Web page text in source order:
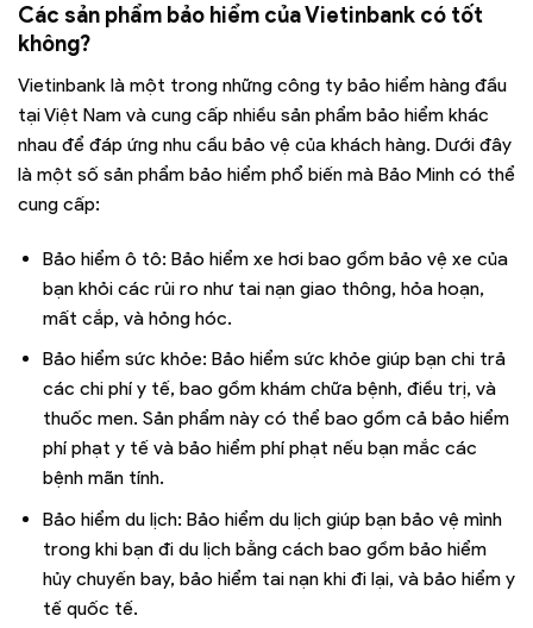
Các sản phẩm bảo hiểm của Vietinbank có tốt
không?
Vietinbank là một trong những công ty bảo hiểm hàng đầu
tại Việt Nam và cung cấp nhiều sản phẩm bảo hiểm khác
nhau để đáp ứng nhu cầu bảo vệ của khách hàng. Dưới đây
là một số sản phẩm bảo hiểm phổ biến mà Bảo Minh có thể
cung cấp:
Bảo hiểm ô tô: Bảo hiểm xe hơi bao gồm bảo vệ xe của
bạn khỏi các rủi ro như tai nạn giao thông, hỏa hoạn,
mất cắp, và hỏng hóc.
Bảo hiểm sức khỏe: Bảo hiểm sức khỏe giúp bạn chi trả
các chi phí y tế, bao gồm khám chữa bệnh, điều trị, và
thuốc men. Sản phẩm này có thể bao gồm cả bảo hiểm
phí phạt y tế và bảo hiểm phí phạt nếu bạn mắc các
bệnh mãn tính.
Bảo hiểm du lịch: Bảo hiểm du lịch giúp bạn bảo vệ mình
trong khi bạn đi du lịch bằng cách bao gồm bảo hiểm
hủy chuyến bay, bảo hiểm tai nạn khi đi lại, và bảo hiểm y
tế quốc tế.